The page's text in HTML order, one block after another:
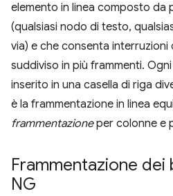
elemento in linea composto da
(qualsiasi nodo di testo,
via) e che consenta interruzioni
suddiviso in più frammenti.
inserito in una casella di riga
è la frammentazione in linea
frammentazioneper colonne e
Frammentazione dei
NG